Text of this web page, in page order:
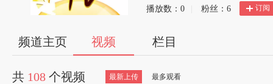
狐
播放数： 0 粉丝： 6 订阅
频道主页 视频 栏目
共 108 个视频 最新上传 最多观看